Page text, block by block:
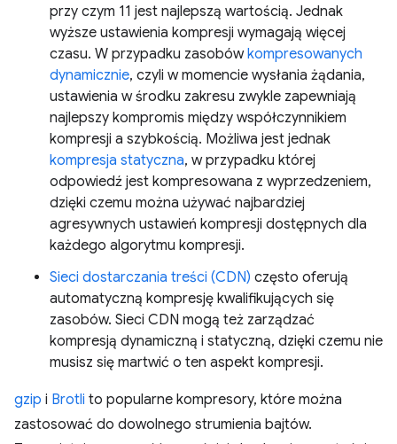
przy czym 11 jest najlepszą wartością. Jednak
wyższe ustawienia kompresji wymagają więcej
czasu. W przypadku zasobówkompresowanych
dynamicznie, czyli w momencie wysłania żądania,
ustawienia w środku zakresu zwykle zapewniają
najlepszy kompromis między współczynnikiem
kompresji a szybkością. Możliwa jest jednak
kompresja statyczna, w przypadku której
odpowiedź jest kompresowana z wyprzedzeniem,
dzięki czemu można używać najbardziej
agresywnych ustawień kompresji dostępnych dla
każdego algorytmu kompresji.
Sieci dostarczania treści (CDN) często oferują
automatyczną kompresję kwalifikujących się
zasobów. Sieci CDN mogą też zarządzać
kompresją dynamiczną i statyczną, dzięki czemu nie
musisz się martwić o ten aspekt kompresji.
gzip i Brotli to popularne kompresory, które można
zastosować do dowolnego strumienia bajtów.